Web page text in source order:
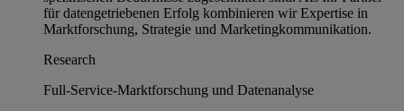
für datengetriebenen Erfolg kombinieren wir Expertise in
Marktforschung, Strategie und Marketingkommunikation.
Research
Full-Service-Marktforschung und Datenanalyse